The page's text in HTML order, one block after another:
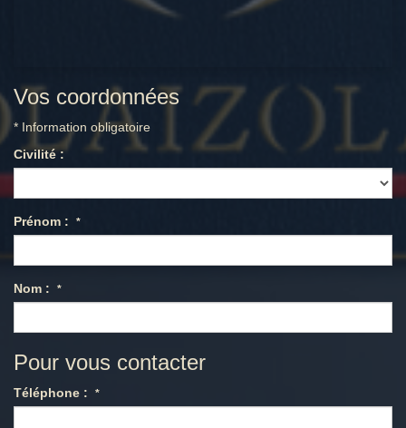
Vos coordonnées
* Information obligatoire
Civilité :
Prénom : *
Nom : *
Pour vous contacter
Téléphone : *